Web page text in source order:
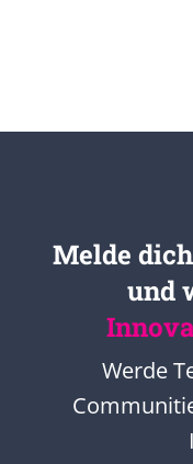
und
Werde